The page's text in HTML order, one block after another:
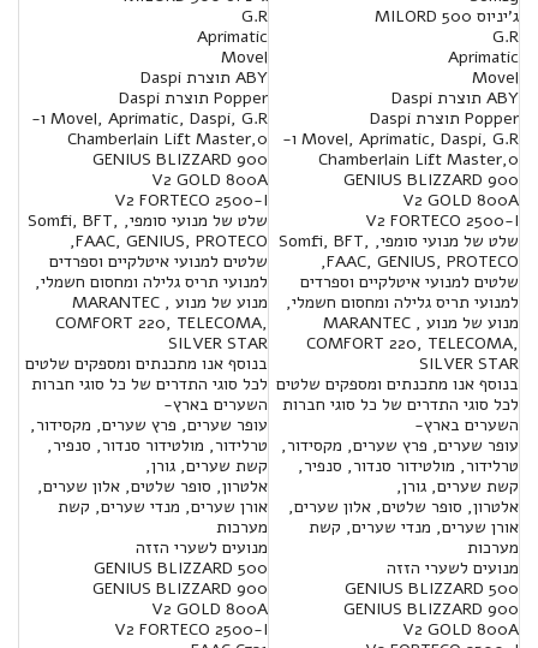
ג'יניוס MILORD 500
G.R
Aprimatic
Movel
ABY תוצרת Daspi
Popper תוצרת Daspi
Movel, Aprimatic, Daspi, G.R ו-
Chamberlain Lift Master,0
GENIUS BLIZZARD 900
V2 GOLD 800A
V2 FORTECO 2500-I
שלט של מנועי סומפי, Somfi, BFT,
FAAC, GENIUS, PROTECO,
שלטים למנועי איטלקיים וספרדים
למנועי תריס גלילה ומחסום חשמלי,
מנוע של מנוע , MARANTEC
COMFORT 220, TELECOMA,
SILVER STAR
בנוסף אנו מתכנתים ומספקים שלטים
לכל סוגי התדרים של כל סוגי חברות
השערים בארץ-
עופר שערים, פרץ שערים, מקסידור,
טרלידור, מולטידור סנדור, סנפיר,
קשת שערים, גורן,
אלטרון, סופר שלטים, אלון שערים,
אורן שערים, מנדי שערים, קשת
מערכות
מנועים לשערי הזזה
GENIUS BLIZZARD 500
GENIUS BLIZZARD 900
V2 GOLD 800A
G.R
Aprimatic
Movel
ABY תוצרת Daspi
Popper תוצרת Daspi
Movel, Aprimatic, Daspi, G.R ו-
Chamberlain Lift Master,0
GENIUS BLIZZARD 900
V2 GOLD 800A
V2 FORTECO 2500-I
שלט של מנועי סומפי, Somfi, BFT,
FAAC, GENIUS, PROTECO,
שלטים למנועי איטלקיים וספרדים
למנועי תריס גלילה ומחסום חשמלי,
מנוע של מנוע , MARANTEC
COMFORT 220, TELECOMA,
SILVER STAR
בנוסף אנו מתכנתים ומספקים שלטים
לכל סוגי התדרים של כל סוגי חברות
השערים בארץ-
עופר שערים, פרץ שערים, מקסידור,
טרלידור, מולטידור סנדור, סנפיר,
קשת שערים, גורן,
אלטרון, סופר שלטים, אלון שערים,
אורן שערים, מנדי שערים, קשת
מערכות
מנועים לשערי הזזה
GENIUS BLIZZARD 500
GENIUS BLIZZARD 900
V2 GOLD 800A
V2 FORTECO 2500-I